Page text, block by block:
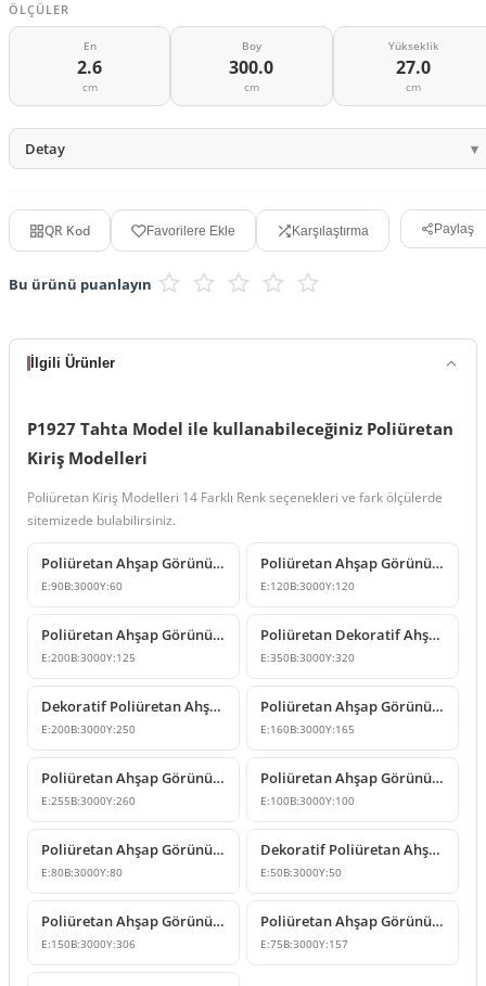
ÖLÇÜLER
En
2.6
cm
Boy
300.0
cm
Yükseklik
27.0
cm
Detay
QR Kod Favorilere Ekle Karşılaştırma Paylaş
Bu ürünü puanlayın
İlgili Ürünler
P1927 Tahta Model ile kullanabileceğiniz Poliüretan
Kiriş Modelleri
Poliüretan Kiriş Modelleri 14 Farklı Renk seçenekleri ve fark ölçülerde
sitemizede bulabilirsiniz.
Poliüretan Ahşap Görünümlü Dekoratif Kiriş Modelleri
E:90B:3000Y:60
Poliüretan Ahşap Görünümlü Dekoratif Kiriş
E:120B:3000Y:120
Poliüretan Ahşap Görünümlü Dekoratif Tavan Kirişi
E:200B:3000Y:125
Poliüretan Dekoratif Ahşap Görünümlü Kiriş Modeli
E:350B:3000Y:320
Dekoratif Poliüretan Ahşap Görünümlü Kiriş ve Kütük Modeli
E:200B:3000Y:250
Poliüretan Ahşap Görünümlü Kiriş ve Mertek Modeli
E:160B:3000Y:165
Poliüretan Ahşap Görünümlü Dekoratif Kiriş Kütük Modeli
E:255B:3000Y:260
Poliüretan Ahşap Görünümlü Kiriş ve Kütük Modelleri
E:100B:3000Y:100
Poliüretan Ahşap Görünümlü Kiriş ve Mertek Modelleri
E:80B:3000Y:80
Dekoratif Poliüretan Ahşap Görünümlü Kiriş ve Kütük Modeli
E:50B:3000Y:50
Poliüretan Ahşap Görünümlü Kiriş Kütük Tasarımı
E:150B:3000Y:306
Poliüretan Ahşap Görünümlü Kiriş ve Mertek Modelleri
E:75B:3000Y:157